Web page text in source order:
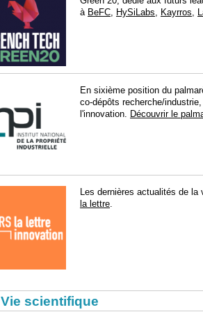
à BeFC, HySiLabs, Kayrros,
En sixième position du
co-dépôts recherche/
l'innovation. Découvrir le
​​Les dernières actualités de la
la lettre.
Vie scientifique